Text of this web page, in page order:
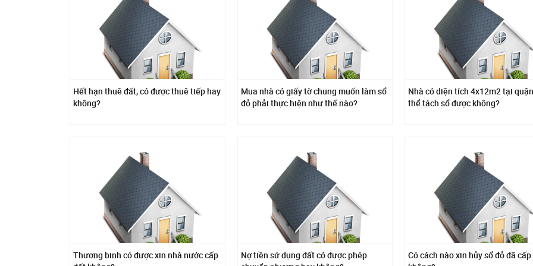
Hết hạn thuê đất, có được thuê tiếp hay
không?
Mua nhà có giấy tờ chung muốn làm sổ
đỏ phải thực hiện như thế nào?
Nhà có diện tích 4x12m2 tại
thể tách sổ được không?
Thương binh có được xin nhà nước cấp
Nợ tiền sử dụng đất có được phép
Có cách nào xin hủy sổ đỏ đã cấp